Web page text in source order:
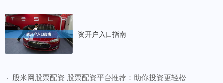
资开户入口指南
· ​股米网股票配资 股票配资平台推荐：助你投资更轻松